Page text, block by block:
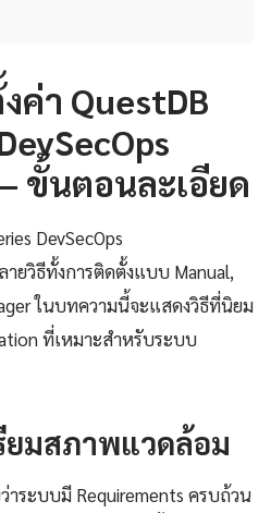
ค่า QuestDB
ขั้นตอนละเอียด
DevSecOps
ยวิธีทั้งการติดตั้งแบบ Manual,
ในบทความนี้จะแสดงวิธีที่นิยม
ที่เหมาะสำหรับระบบ
มสภาพแวดล้อม
าระบบมี Requirements ครบถ้วน